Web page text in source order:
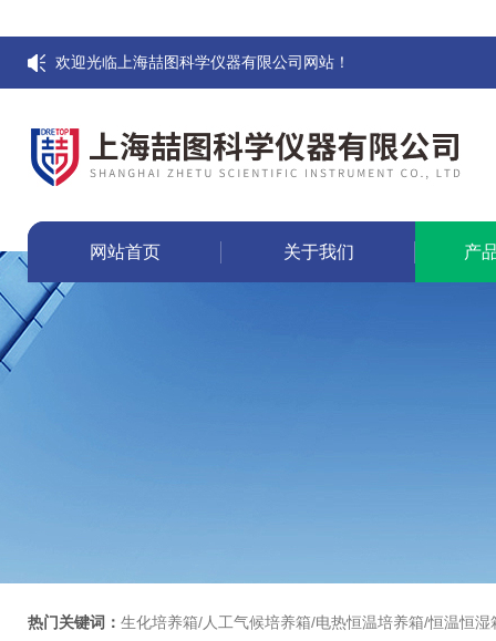
欢迎光临上海喆图科学仪器有限公司网站！
网站首页 关于我们 产
热门关键词： 生化培养箱/人工气候培养箱/电热恒温培养箱/恒温恒湿箱/光照培养箱/二氧化碳培养箱